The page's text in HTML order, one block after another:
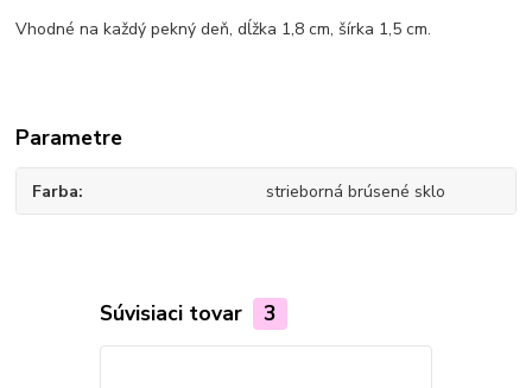
Vhodné na každý pekný deň, dĺžka 1,8 cm, šírka 1,5 cm.
Parametre
Farba strieborná brúsené sklo
Súvisiaci tovar 3